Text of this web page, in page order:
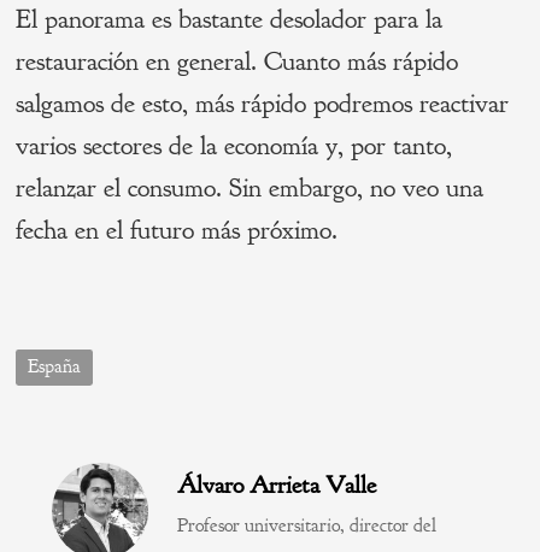
El panorama es bastante desolador para la
restauración en general. Cuanto más rápido
salgamos de esto, más rápido podremos reactivar
varios sectores de la economía y, por tanto,
relanzar el consumo. Sin embargo, no veo una
fecha en el futuro más próximo.
España
Álvaro Arrieta Valle
Profesor universitario, director del